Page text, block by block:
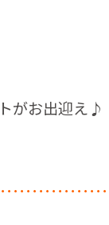
がお出迎え♪